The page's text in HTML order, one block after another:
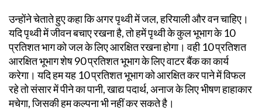
उन्होंने चेताते हुए कहा कि अगर पृथ्वी में जल, हरियाली और वन चाहिए।
यदि पृथ्वी में जीवन बचाए रखना है, तो हमें पृथ्वी के कुल भूभाग के 10
प्रतिशत भाग को जल के लिए आरक्षित रखना होगा। वही 10 प्रतिशत
आरक्षित भूभाग शेष 90 प्रतिशत भूभाग के लिए वाटर बैंक का कार्य
करेगा। यदि हम यह 10 प्रतिशत भूभाग को आरक्षित कर पाने में विफल
रहे तो संसार में पीने का पानी, खाद्य पदार्थ, अनाज के लिए भीषण हाहाकार
मचेगा, जिसकी हम कल्पना भी नहीं कर सकते है।